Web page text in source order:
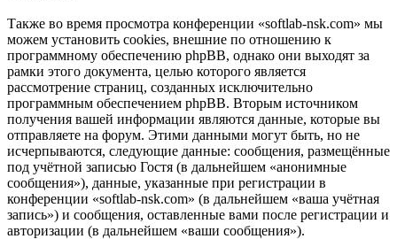
Также во время просмотра конференции «softlab-nsk.com» мы
можем установить cookies, внешние по отношению к
программному обеспечению phpBB, однако они выходят за
рамки этого документа, целью которого является
рассмотрение страниц, созданных исключительно
программным обеспечением phpBB. Вторым источником
получения вашей информации являются данные, которые вы
отправляете на форум. Этими данными могут быть, но не
исчерпываются, следующие данные: сообщения, размещённые
под учётной записью Гостя (в дальнейшем «анонимные
сообщения»), данные, указанные при регистрации в
конференции «softlab-nsk.com» (в дальнейшем «ваша учётная
запись») и сообщения, оставленные вами после регистрации и
авторизации (в дальнейшем «ваши сообщения»).